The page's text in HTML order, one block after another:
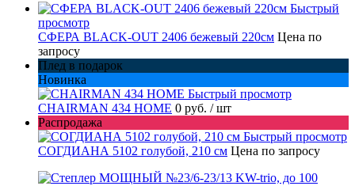
Быстрый
просмотр
СФЕРА BLACK-OUT 2406 бежевый 220см Цена по
запросу
Плед в подарок
Новинка
Быстрый просмотр
CHAIRMAN 434 HOME 0 руб. / шт
Распродажа
Быстрый просмотр
СОГДИАНА 5102 голубой, 210 см Цена по запросу